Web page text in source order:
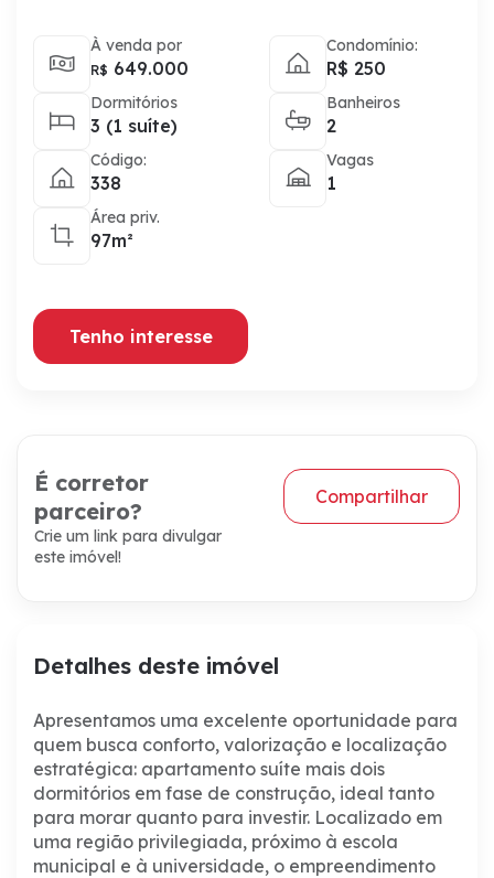
À venda por
R$ 649.000
Dormitórios
3 (1 suíte)
Condomínio:
R$ 250
Banheiros
2
Código:
338
Área priv.
97m²
Vagas
1
Tenho interesse
É corretor
parceiro?
Crie um link para divulgar
este imóvel!
Compartilhar
Detalhes deste imóvel
Apresentamos uma excelente oportunidade para
quem busca conforto, valorização e localização
estratégica: apartamento suíte mais dois
dormitórios em fase de construção, ideal tanto
para morar quanto para investir. Localizado em
uma região privilegiada, próximo à escola
municipal e à universidade, o empreendimento